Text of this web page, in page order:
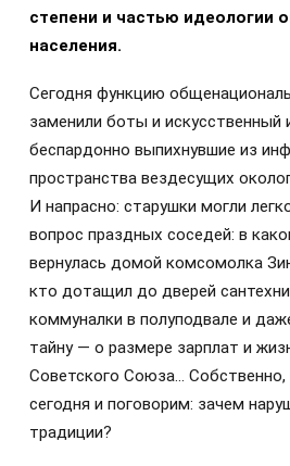
степени и частью идеологии
населения.
Сегодня функцию
заменили боты и искусственный
беспардонно выпихнувшие из
пространства вездесущих
И напрасно: старушки могли
вопрос праздных соседей: в
вернулась домой комсомолка
кто дотащил до дверей
коммуналки в полуподвале и
тайну — о размере зарплат и
Советского Союза…
сегодня и поговорим: зачем
традиции?